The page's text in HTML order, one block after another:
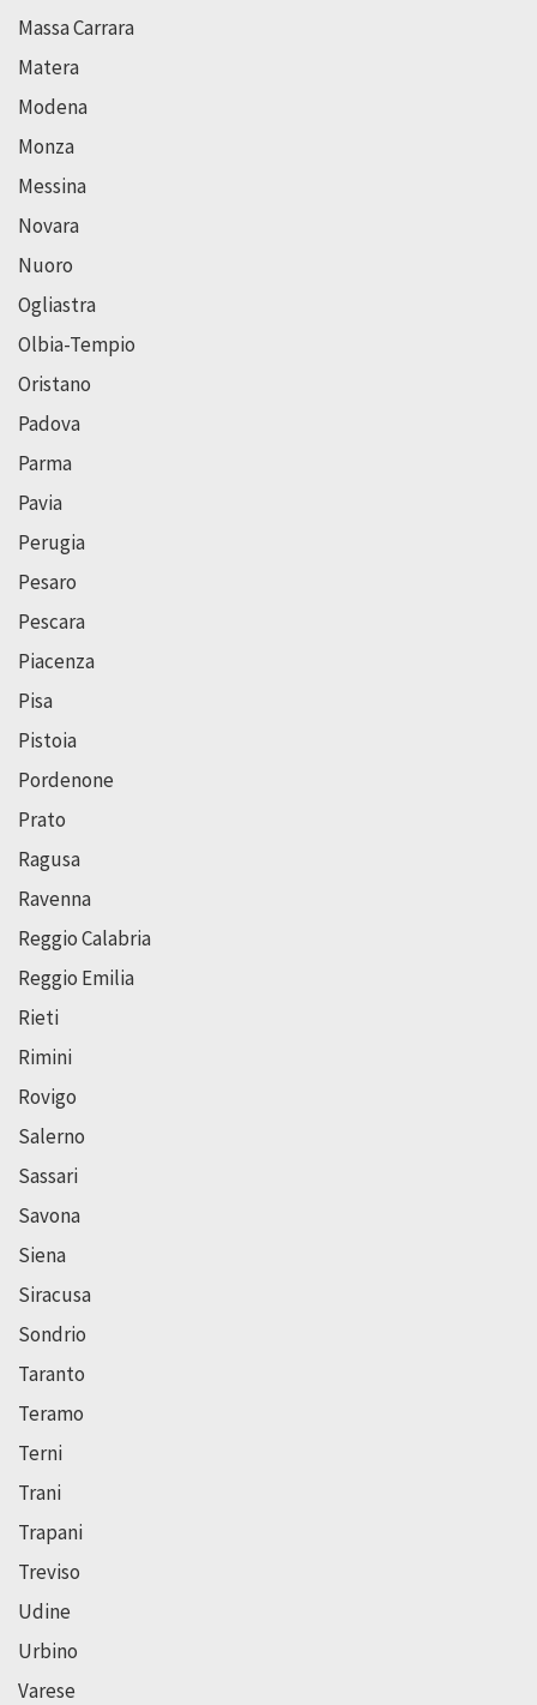
Massa Carrara
Matera
Modena
Monza
Messina
Novara
Nuoro
Ogliastra
Olbia-Tempio
Oristano
Padova
Parma
Pavia
Perugia
Pesaro
Pescara
Piacenza
Pisa
Pistoia
Pordenone
Prato
Ragusa
Ravenna
Reggio Calabria
Reggio Emilia
Rieti
Rimini
Rovigo
Salerno
Sassari
Savona
Siena
Siracusa
Sondrio
Taranto
Teramo
Terni
Trani
Trapani
Treviso
Udine
Urbino
Varese